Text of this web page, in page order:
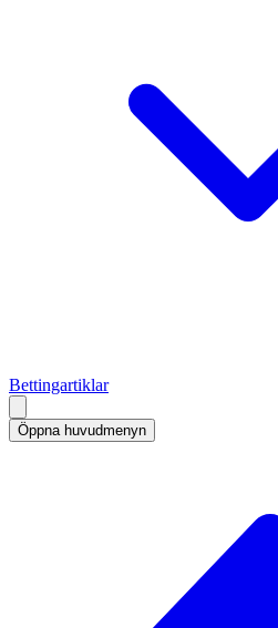
Bettingartiklar
Öppna huvudmenyn